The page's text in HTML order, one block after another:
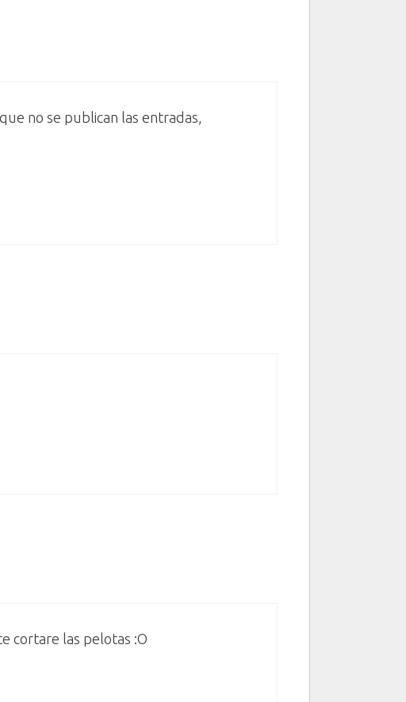
no se publican las entradas,
cortare las pelotas :O